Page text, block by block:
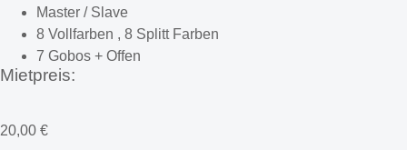
Master / Slave
8 Vollfarben , 8 Splitt Farben
7 Gobos + Offen
Mietpreis:
20,00 €